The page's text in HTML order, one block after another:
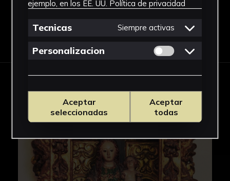
IMÁGENES
ejemplo, en los EE. UU. Política de privacidad
Tecnicas Siempre activas
Personalizacion Permitir cookies
Aceptar
seleccionadas
Aceptar
todas